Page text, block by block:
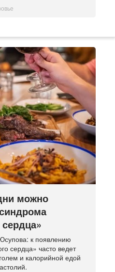
можно
к появлению
сердца» часто ведет
и калорийной едой